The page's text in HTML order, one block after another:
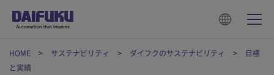
HOME サステナビリティ ダイフクのサステナビリティ
目標
と実績